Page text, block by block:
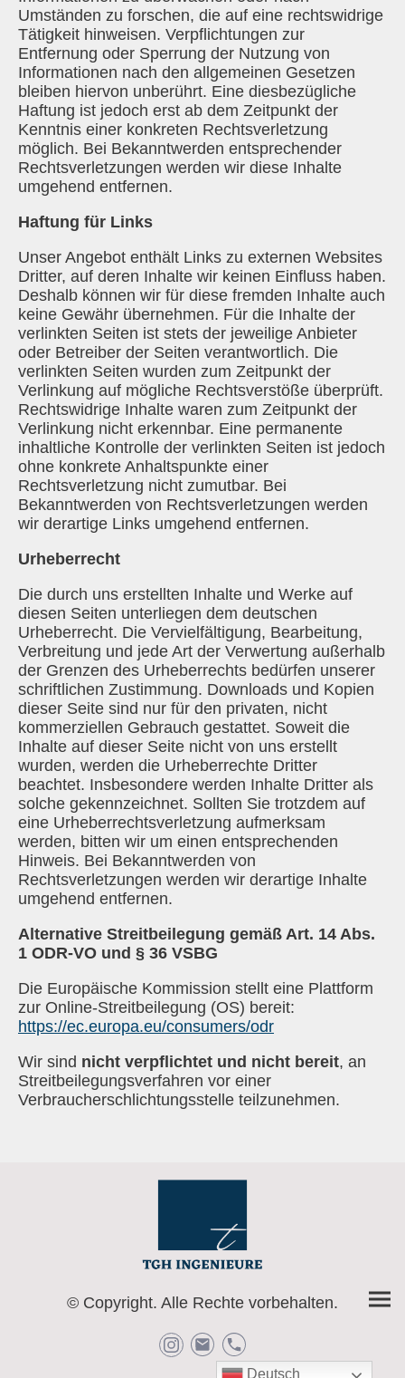
Umständen zu forschen, die auf eine rechtswidrige
Tätigkeit hinweisen. Verpflichtungen zur
Entfernung oder Sperrung der Nutzung von
Informationen nach den allgemeinen Gesetzen
bleiben hiervon unberührt. Eine diesbezügliche
Haftung ist jedoch erst ab dem Zeitpunkt der
Kenntnis einer konkreten Rechtsverletzung
möglich. Bei Bekanntwerden entsprechender
Rechtsverletzungen werden wir diese Inhalte
umgehend entfernen.
Haftung für Links
Unser Angebot enthält Links zu externen Websites
Dritter, auf deren Inhalte wir keinen Einfluss haben.
Deshalb können wir für diese fremden Inhalte auch
keine Gewähr übernehmen. Für die Inhalte der
verlinkten Seiten ist stets der jeweilige Anbieter
oder Betreiber der Seiten verantwortlich. Die
verlinkten Seiten wurden zum Zeitpunkt der
Verlinkung auf mögliche Rechtsverstöße überprüft.
Rechtswidrige Inhalte waren zum Zeitpunkt der
Verlinkung nicht erkennbar. Eine permanente
inhaltliche Kontrolle der verlinkten Seiten ist jedoch
ohne konkrete Anhaltspunkte einer
Rechtsverletzung nicht zumutbar. Bei
Bekanntwerden von Rechtsverletzungen werden
wir derartige Links umgehend entfernen.
Urheberrecht
Die durch uns erstellten Inhalte und Werke auf
diesen Seiten unterliegen dem deutschen
Urheberrecht. Die Vervielfältigung, Bearbeitung,
Verbreitung und jede Art der Verwertung außerhalb
der Grenzen des Urheberrechts bedürfen unserer
schriftlichen Zustimmung. Downloads und Kopien
dieser Seite sind nur für den privaten, nicht
kommerziellen Gebrauch gestattet. Soweit die
Inhalte auf dieser Seite nicht von uns erstellt
wurden, werden die Urheberrechte Dritter
beachtet. Insbesondere werden Inhalte Dritter als
solche gekennzeichnet. Sollten Sie trotzdem auf
eine Urheberrechtsverletzung aufmerksam
werden, bitten wir um einen entsprechenden
Hinweis. Bei Bekanntwerden von
Rechtsverletzungen werden wir derartige Inhalte
umgehend entfernen.
Alternative Streitbeilegung gemäß Art. 14 Abs.
1 ODR-VO und § 36 VSBG
Die Europäische Kommission stellt eine Plattform
zur Online-Streitbeilegung (OS) bereit:
https://ec.europa.eu/consumers/odr
Wir sind nicht verpflichtet und nicht bereit, an
Streitbeilegungsverfahren vor einer
Verbraucherschlichtungsstelle teilzunehmen.
© Copyright. Alle Rechte vorbehalten.
Deutsch